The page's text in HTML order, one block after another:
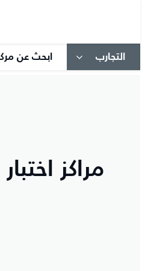
التجارب ابحث عن
مراكز